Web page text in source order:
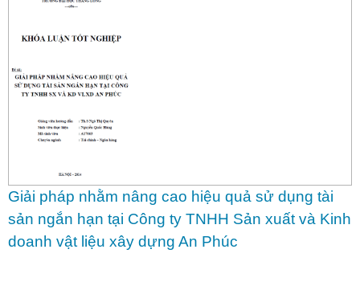
Giải pháp nhằm nâng cao hiệu quả sử dụng tài
sản ngắn hạn tại Công ty TNHH Sản xuất và Kinh
doanh vật liệu xây dựng An Phúc